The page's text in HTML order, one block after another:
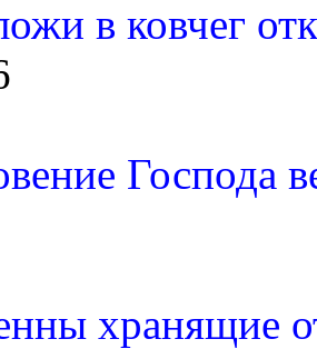
в ковчег
Господа
хранящие